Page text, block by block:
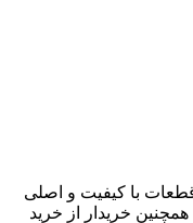
قطعات با کیفیت و اصلی
خریدار از خرید